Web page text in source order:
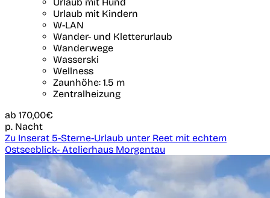
Urlaub mit Kindern
W-LAN
Wander- und Kletterurlaub
Wanderwege
Wasserski
Wellness
Zaunhöhe: 1.5 m
Zentralheizung
ab 170,00€
p. Nacht
Zu Inserat 5-Sterne-Urlaub unter Reet mit echtem
Ostseeblick- Atelierhaus Morgentau